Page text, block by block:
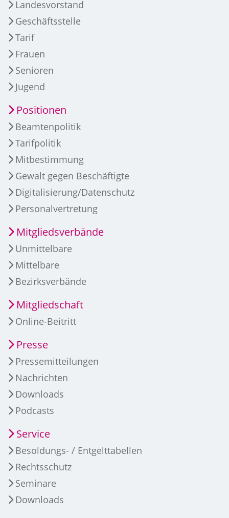
Landesvorstand
Geschäftsstelle
Tarif
Frauen
Senioren
Jugend
Positionen
Beamtenpolitik
Tarifpolitik
Mitbestimmung
Gewalt gegen Beschäftigte
Digitalisierung/Datenschutz
Personalvertretung
Mitgliedsverbände
Unmittelbare
Mittelbare
Bezirksverbände
Mitgliedschaft
Online-Beitritt
Presse
Pressemitteilungen
Nachrichten
Downloads
Podcasts
Service
Besoldungs- / Entgelttabellen
Rechtsschutz
Seminare
Downloads